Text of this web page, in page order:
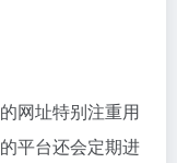
网址特别注重用
平台还会定期进